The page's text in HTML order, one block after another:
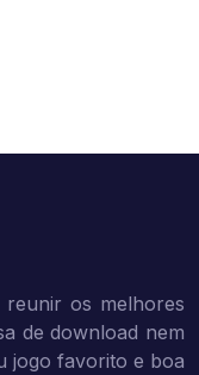
os melhores
de download nem
jogo favorito e boa